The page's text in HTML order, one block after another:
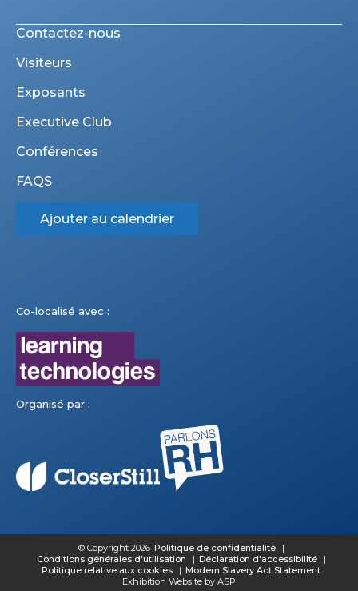
Contactez-nous
Visiteurs
Exposants
Executive Club
Conférences
FAQS
Ajouter au calendrier
Co-localisé avec :
Organisé par :
© Copyright 2026 Politique de confidentialité
Conditions générales d'utilisation
Déclaration d'accessibilité
Politique relative aux cookies
Modern Slavery Act Statement
Exhibition Website by ASP